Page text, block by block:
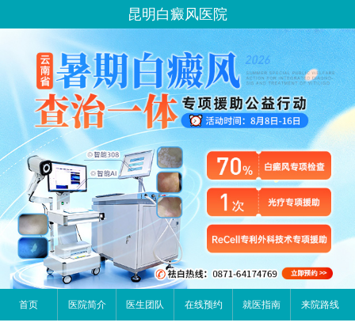
昆明白癜风医院
首页 医院简介 医生团队 在线预约 就医指南 来院路线